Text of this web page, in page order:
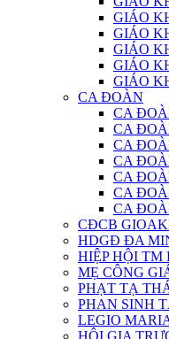
GIÁO
GIÁO
GIÁO
GIÁO
GIÁO
CA ĐOÀN
CA
CA
CA
CA
CA
CA
CA
CĐCB
HDGĐ ĐA
HIỆP HỘI TM
MẸ CÔNG
PHẠT TẠ
PHAN SINH
LEGIO
HỘI GIA